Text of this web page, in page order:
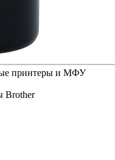
принтеры и МФУ
Brother